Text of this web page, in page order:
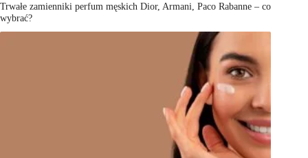
Trwałe zamienniki perfum męskich Dior, Armani, Paco Rabanne – co
wybrać?